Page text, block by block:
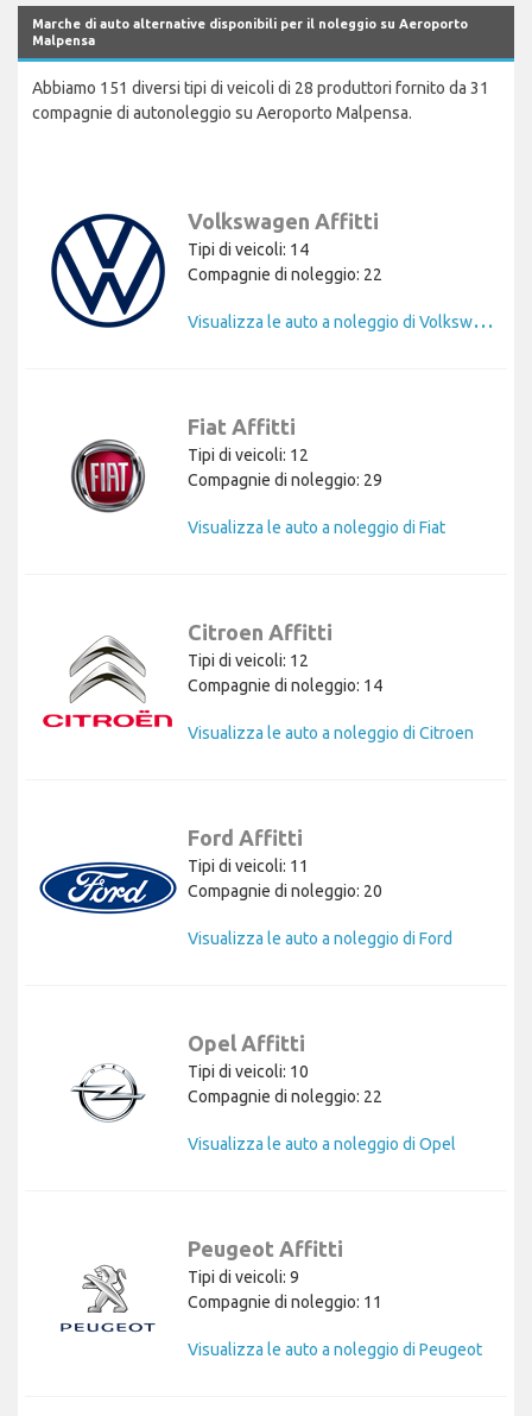
Marche di auto alternative disponibili per il noleggio su Aeroporto
Malpensa
Abbiamo 151 diversi tipi di veicoli di 28 produttori fornito da 31
compagnie di autonoleggio su Aeroporto Malpensa.
Volkswagen Affitti
Tipi di veicoli: 14
Compagnie di noleggio: 22
V
isualizza le auto a noleggio di Volkswagen
Fiat Affitti
Tipi di veicoli: 12
Compagnie di noleggio: 29
Visualizza le auto a noleggio di Fiat
Citroen Affitti
Tipi di veicoli: 12
Compagnie di noleggio: 14
Visualizza le auto a noleggio di Citroen
Ford Affitti
Tipi di veicoli: 11
Compagnie di noleggio: 20
Visualizza le auto a noleggio di Ford
Opel Affitti
Tipi di veicoli: 10
Compagnie di noleggio: 22
Visualizza le auto a noleggio di Opel
Peugeot Affitti
Tipi di veicoli: 9
Compagnie di noleggio: 11
Visualizza le auto a noleggio di Peugeot